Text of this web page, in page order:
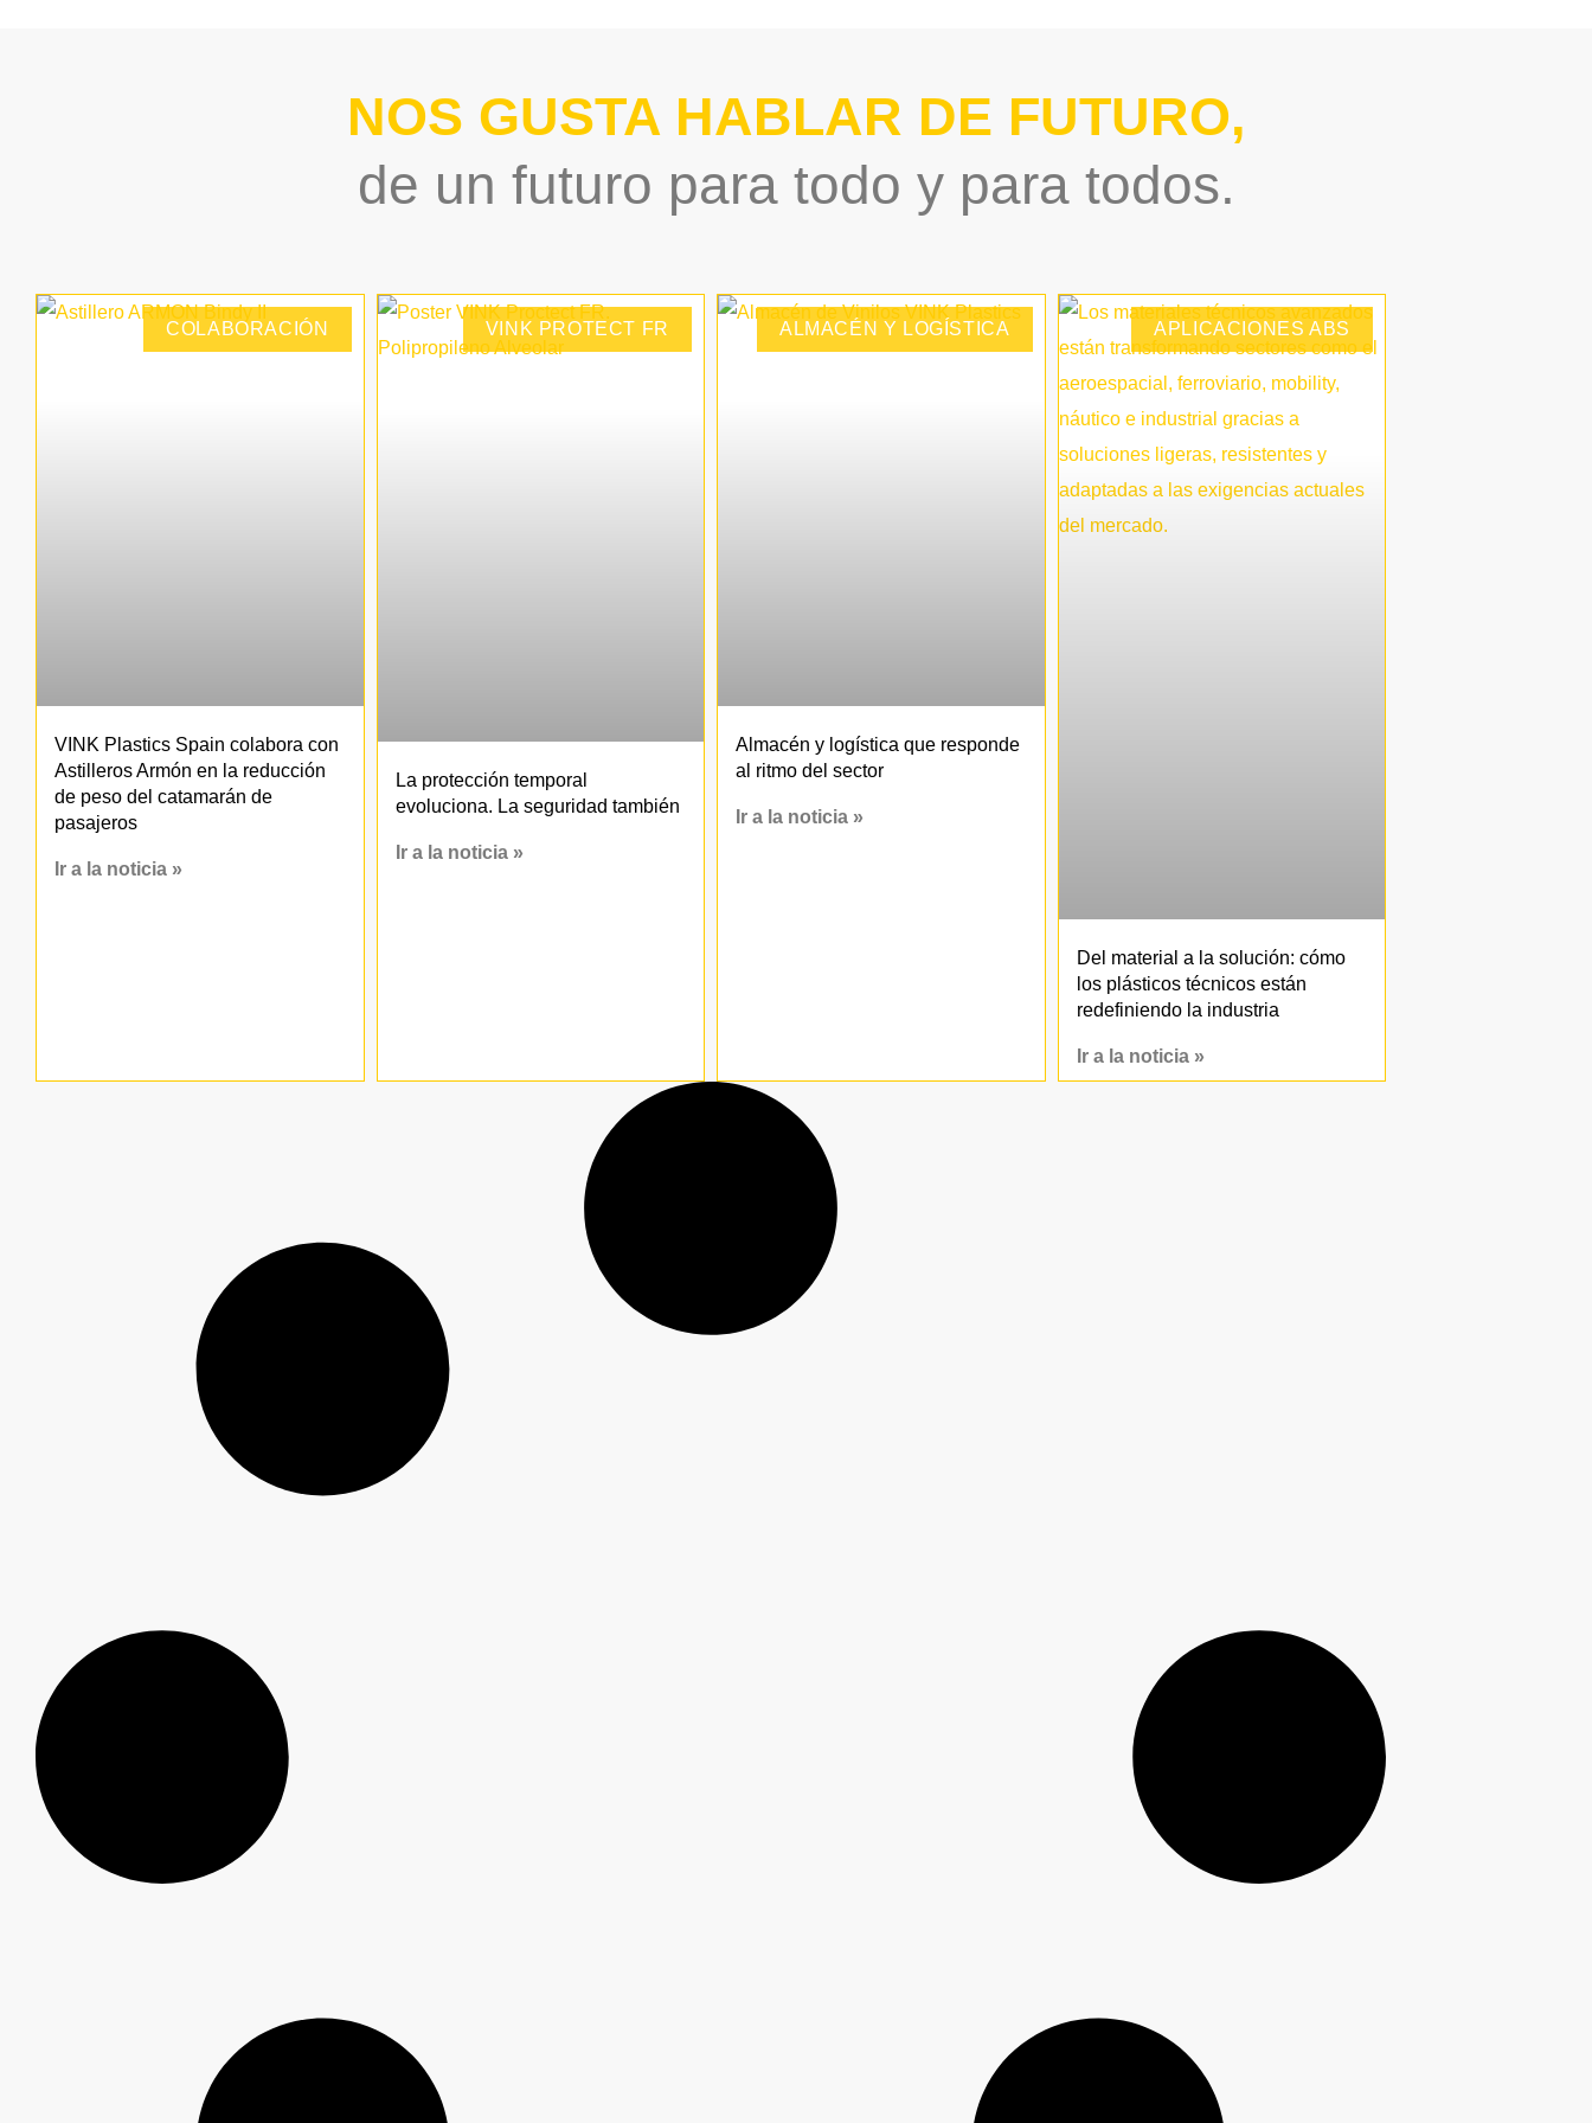
NOS GUSTA HABLAR DE FUTURO,
de un futuro para todo y para todos.
COLABORACIÓN
VINK Plastics Spain colabora con
Astilleros Armón en la reducción
de peso del catamarán de
pasajeros
Ir a la noticia »
VINK PROTECT FR
La protección temporal
evoluciona. La seguridad también
Ir a la noticia »
ALMACÉN Y LOGÍSTICA
Almacén y logística que responde
al ritmo del sector
Ir a la noticia »
APLICACIONES ABS
Del material a la solución: cómo
los plásticos técnicos están
redefiniendo la industria
Ir a la noticia »